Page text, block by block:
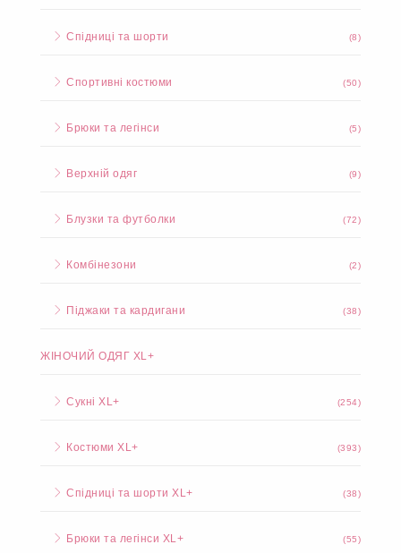
Спідниці та шорти (8)
Спортивні костюми (50)
Брюки та легінси (5)
Верхній одяг (9)
Блузки та футболки (72)
Комбінезони (2)
Піджаки та кардигани (38)
ЖІНОЧИЙ ОДЯГ XL+
Сукні XL+ (254)
Костюми XL+ (393)
Спідниці та шорти XL+ (38)
Брюки та легінси XL+ (55)